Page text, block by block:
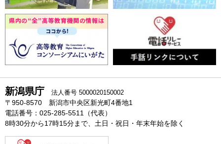
新潟県庁 法人番号 5000020150002
〒950-8570 新潟市中央区新光町4番地1
電話番号：025-285-5511（代表）
8時30分から17時15分まで、土日・祝日・年末年始を除く